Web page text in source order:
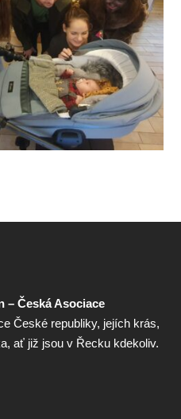
– Česká Asociace
České republiky, jejích krás,
ať již jsou v Řecku kdekoliv.